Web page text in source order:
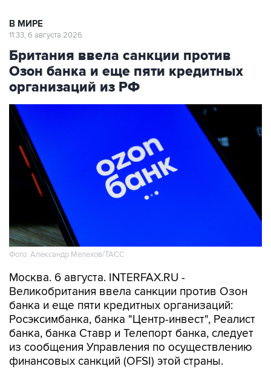
В МИРЕ
11:33, 6 августа 2026
Британия ввела санкции против
Озон банка и еще пяти кредитных
организаций из РФ
Фото: Александр Мелехов/ТАСС
Москва. 6 августа. INTERFAX.RU -
Великобритания ввела санкции против Озон
банка и еще пяти кредитных организаций:
Росэксимбанка, банка "Центр-инвест", Реалист
банка, банка Ставр и Телепорт банка, следует
из сообщения Управления по осуществлению
финансовых санкций (OFSI) этой страны.